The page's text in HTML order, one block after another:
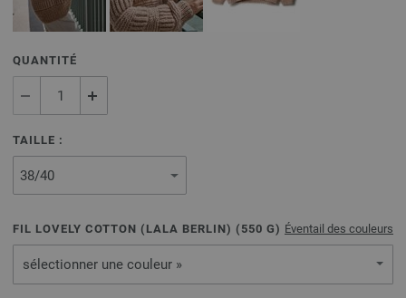
QUANTITÉ
TAILLE :
FIL LOVELY COTTON (LALA BERLIN) ( 550 G) Éventail des couleurs
sélectionner une couleur »